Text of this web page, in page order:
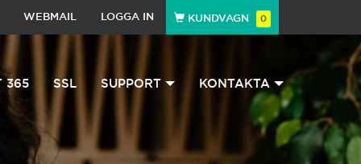
WEBMAIL LOGGA IN KUNDVAGN 0
365 SSL SUPPORT KONTAKTA